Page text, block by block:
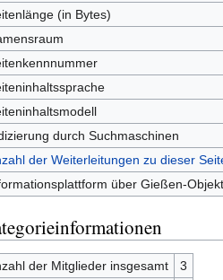
(in Bytes)
durch Suchmaschinen
der Weiterleitungen zu dieser
über Gießen-
der Mitglieder insgesamt
3